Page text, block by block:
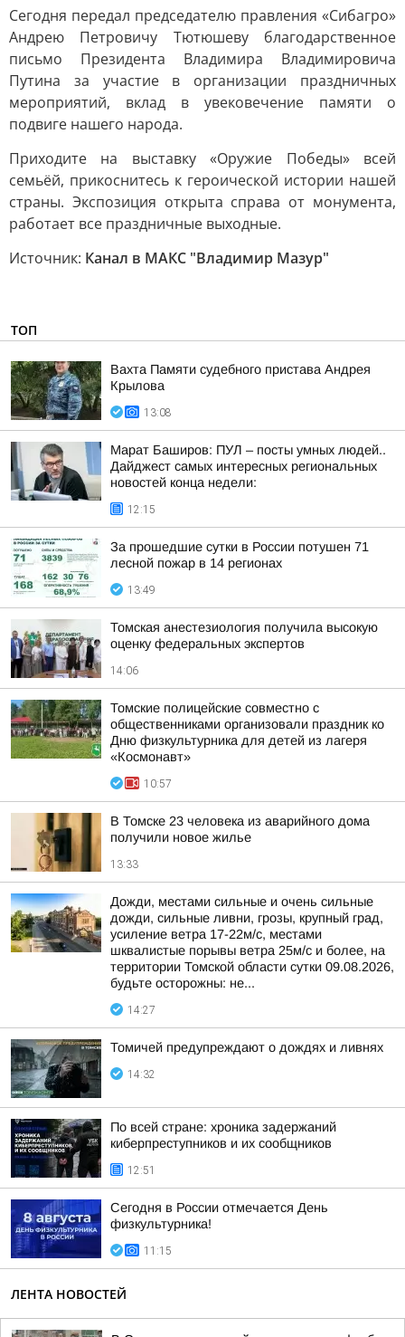
Сегодня передал председателю правления «Сибагро»
Андрею Петровичу Тютюшеву благодарственное
письмо Президента Владимира Владимировича
Путина за участие в организации праздничных
мероприятий, вклад в увековечение памяти о
подвиге нашего народа.
Приходите на выставку «Оружие Победы» всей
семьёй, прикоснитесь к героической истории нашей
страны. Экспозиция открыта справа от монумента,
работает все праздничные выходные.
Источник: Канал в МАКС "Владимир Мазур"
ТОП
Вахта Памяти судебного пристава Андрея
Крылова
13:08
Марат Баширов: ПУЛ – посты умных людей..
Дайджест самых интересных региональных
новостей конца недели:
12:15
За прошедшие сутки в России потушен 71
лесной пожар в 14 регионах
13:49
Томская анестезиология получила высокую
оценку федеральных экспертов
14:06
Томские полицейские совместно с
общественниками организовали праздник ко
Дню физкультурника для детей из лагеря
«Космонавт»
10:57
В Томске 23 человека из аварийного дома
получили новое жилье
13:33
Дожди, местами сильные и очень сильные
дожди, сильные ливни, грозы, крупный град,
усиление ветра 17-22м/с, местами
шквалистые порывы ветра 25м/с и более, на
территории Томской области сутки 09.08.2026,
будьте осторожны: не...
14:27
Томичей предупреждают о дождях и ливнях
14:32
По всей стране: хроника задержаний
киберпреступников и их сообщников
12:51
Сегодня в России отмечается День
физкультурника!
11:15
ЛЕНТА НОВОСТЕЙ